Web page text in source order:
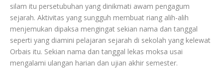
silam itu persetubuhan yang dinikmati awam pengagum
sejarah. Aktivitas yang sungguh membuat riang alih-alih
menjemukan dipaksa mengingat sekian nama dan tanggal
seperti yang diamini pelajaran sejarah di sekolah yang kelewat
Orbais itu. Sekian nama dan tanggal lekas moksa usai
mengalami ulangan harian dan ujian akhir semester.